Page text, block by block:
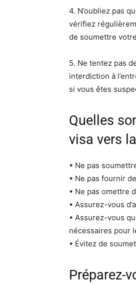
4. N’oubliez pas
vérifiez
de soumettre
5. Ne tentez pas
interdiction à
si vous êtes
Quelles
visa vers
• Ne pas
• Ne pas fournir
• Ne pas omettre
• Assurez-vous
• Assurez-vous
nécessaires pour
• Évitez de
Préparez-